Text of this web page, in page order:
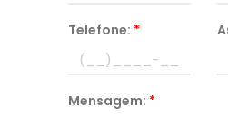
Telefone: *
Mensagem: *